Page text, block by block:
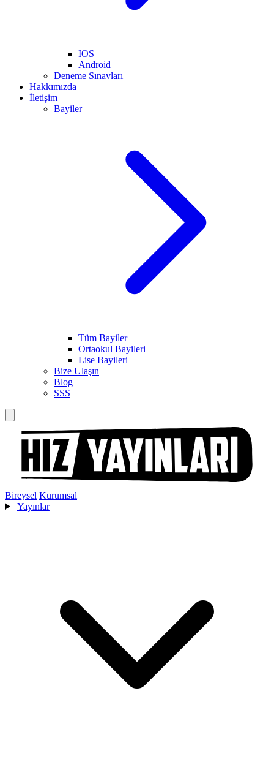
IOS
Android
Deneme Sınavları
Hakkımızda
İletişim
Bayiler
Tüm Bayiler
Ortaokul Bayileri
Lise Bayileri
Bize Ulaşın
Blog
SSS
Bireysel Kurumsal
Yayınlar